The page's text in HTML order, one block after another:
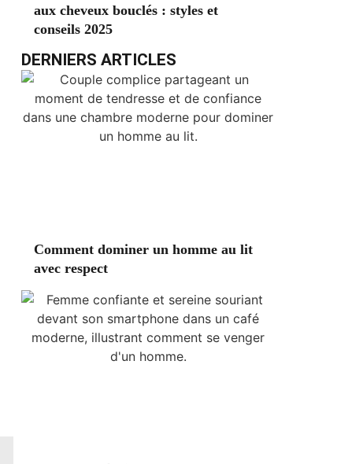
aux cheveux bouclés : styles et
conseils 2025
DERNIERS ARTICLES
Comment dominer un homme au lit
avec respect